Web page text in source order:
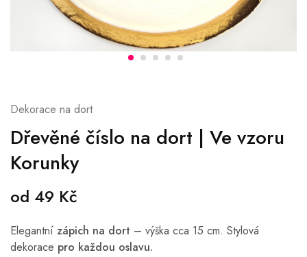
Dekorace na dort
Dřevěné číslo na dort | Ve vzoru
Korunky
od 49 Kč
Elegantní zápich na dort – výška cca 15 cm. Stylová
dekorace pro každou oslavu.